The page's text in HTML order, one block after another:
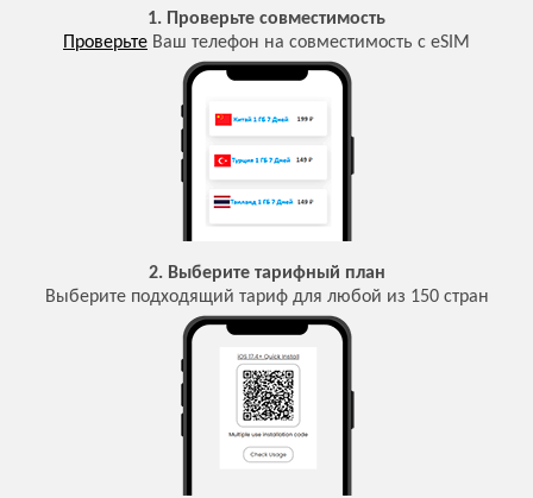
1. Проверьте совместимость
Проверьте Ваш телефон на совместимость с eSIM
2. Выберите тарифный план
Выберите подходящий тариф для любой из 150 стран